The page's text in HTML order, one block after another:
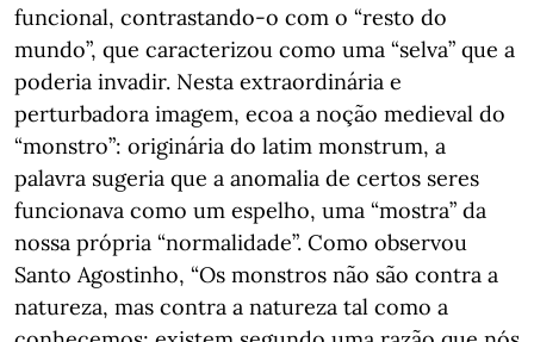
funcional, contrastando-o com o “resto do
mundo”, que caracterizou como uma “selva” que a
poderia invadir. Nesta extraordinária e
perturbadora imagem, ecoa a noção medieval do
“monstro”: originária do latim monstrum, a
palavra sugeria que a anomalia de certos seres
funcionava como um espelho, uma “mostra” da
nossa própria “normalidade”. Como observou
Santo Agostinho, “Os monstros não são contra a
natureza, mas contra a natureza tal como a